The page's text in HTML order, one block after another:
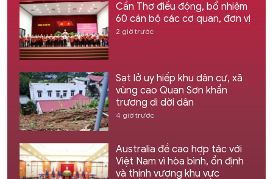
Cần Thơ điều động, bổ nhiệm
60 cán bộ các cơ quan, đơn vị
2 giờ trước
Sạt lở uy hiếp khu dân cư, xã
vùng cao Quan Sơn khẩn
trương di dời dân
4 giờ trước
Australia đề cao hợp tác với
Việt Nam vì hòa bình, ổn định
và thịnh vượng khu vực